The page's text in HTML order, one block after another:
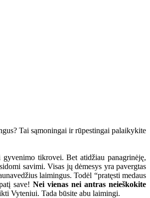
Tai sąmoningai ir rūpestingai palaikykite
tikrovei. Bet atidžiau panagrinėję,
savimi. Visas jų dėmesys yra pavergtas
laimingus. Todėl “pratęsti medaus
save!Nei vienas nei antras neieškokite
Vyteniui. Tada būsite abu laimingi.